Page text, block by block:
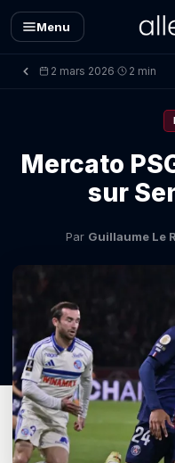
Menu
2 mars 2026· 2 min
Mercato
sur
Par Guillaume Le